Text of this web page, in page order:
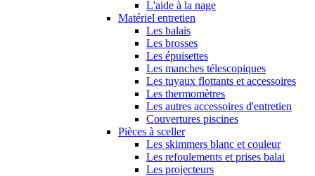
L'aide à la nage
Matériel entretien
Les balais
Les brosses
Les épuisettes
Les manches télescopiques
Les tuyaux flottants et accessoires
Les thermomètres
Les autres accessoires d'entretien
Couvertures piscines
Pièces à sceller
Les skimmers blanc et couleur
Les refoulements et prises balai
Les projecteurs